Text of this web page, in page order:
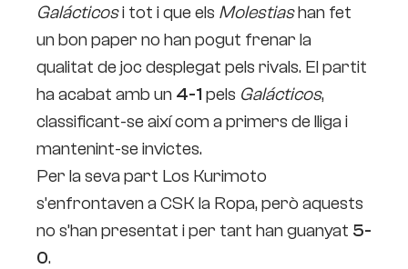
Galácticosi tot i que els Molestiashan fet
un bon paper no han pogut frenar la
qualitat de joc desplegat pels rivals. El partit
ha acabat amb un 4-1 pels Galácticos,
classificant-se així com a primers de lliga i
mantenint-se invictes.
Per la seva part Los Kurimoto
s’enfrontaven a CSK la Ropa, però aquests
no s’han presentat i per tant han guanyat 5-
0.